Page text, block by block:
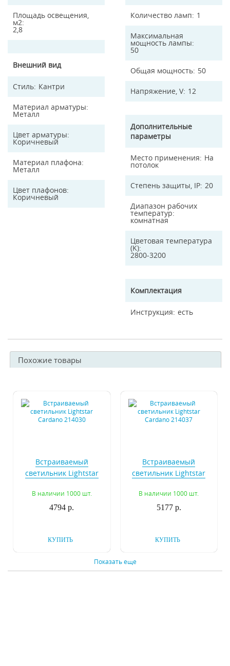
Площадь освещения,
м2
2,8
Внешний вид
Стиль Кантри
Материал арматуры
Металл
Цвет арматуры
Коричневый
Материал плафона
Металл
Цвет плафонов
Коричневый
Количество ламп 1
Максимальная
мощность лампы
50
Общая мощность 50
Напряжение, V 12
Дополнительные
параметры
Место применения На
потолок
Степень защиты, IP 20
Диапазон рабочих
температур
комнатная
Цветовая температура
(K)
2800-3200
Комплектация
Инструкция есть
Похожие товары
Встраиваемый
светильник Lightstar
В наличии 1000 шт.
4794 р.
КУПИТЬ
Встраиваемый
светильник Lightstar
В наличии 1000 шт.
5177 р.
КУПИТЬ
Показать еще